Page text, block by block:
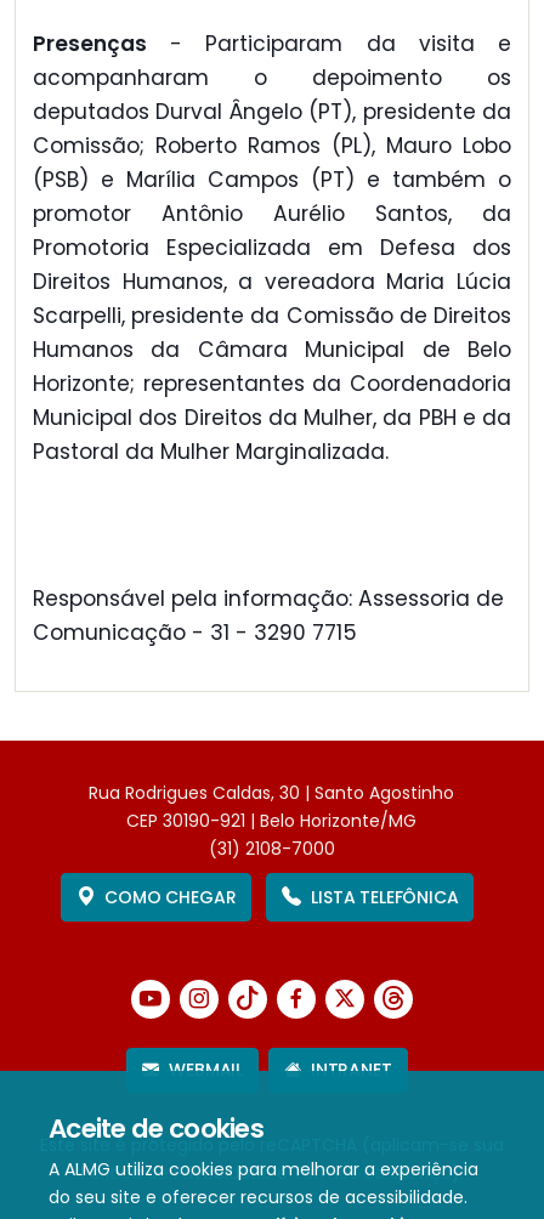
Aceite de cookies
A ALMG utiliza cookies para melhorar a experiência
do seu site e oferecer recursos de acessibilidade.
Presenças - Participaram da visita e
acompanharam o depoimento os
deputados Durval Ângelo (PT), presidente da
Comissão; Roberto Ramos (PL), Mauro Lobo
(PSB) e Marília Campos (PT) e também o
promotor Antônio Aurélio Santos, da
Promotoria Especializada em Defesa dos
Direitos Humanos, a vereadora Maria Lúcia
Scarpelli, presidente da Comissão de Direitos
Humanos da Câmara Municipal de Belo
Horizonte; representantes da Coordenadoria
Municipal dos Direitos da Mulher, da PBH e da
Pastoral da Mulher Marginalizada.
Responsável pela informação: Assessoria de
Comunicação - 31 - 3290 7715
Rua Rodrigues Caldas, 30 | Santo Agostinho
CEP 30190-921 | Belo Horizonte/MG
(31) 2108-7000
COMO CHEGAR
LISTA TELEFÔNICA
WEBMAIL INTRANET
Este site é protegido pelo reCAPTCHA (aplicam-se sua
Política de PrivacidadeeTermos de Serviço).